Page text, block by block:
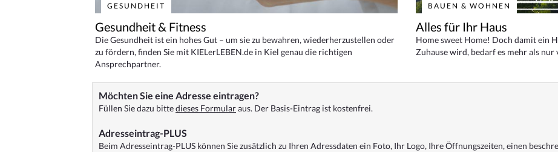
GESUNDHEIT
Gesundheit & Fitness
Die Gesundheit ist ein hohes Gut – um sie zu bewahren, wiederherzustellen oder
zu fördern, finden Sie mit KIELerLEBEN.de in Kiel genau die richtigen
Ansprechpartner.
BAUEN & WOHNEN
Alles für Ihr Haus
Home sweet Home! Doch damit ein
Zuhause wird, bedarf es mehr als nur
Möchten Sie eine Adresse eintragen?
Füllen Sie dazu bittedieses Formularaus. Der Basis-Eintrag ist kostenfrei.
Adresseintrag-PLUS
Beim Adresseintrag-PLUS können Sie zusätzlich zu Ihren Adressdaten ein Foto, Ihr Logo, Ihre Öffnungszeiten, einen